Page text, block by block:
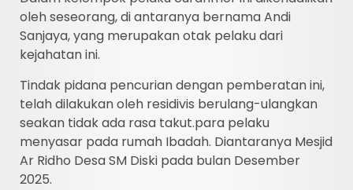
oleh seseorang, di antaranya bernama Andi
Sanjaya, yang merupakan otak pelaku dari
kejahatan ini.
Tindak pidana pencurian dengan pemberatan ini,
telah dilakukan oleh residivis berulang-ulangkan
seakan tidak ada rasa takut.para pelaku
menyasar pada rumah Ibadah. Diantaranya Mesjid
Ar Ridho Desa SM Diski pada bulan Desember
2025.